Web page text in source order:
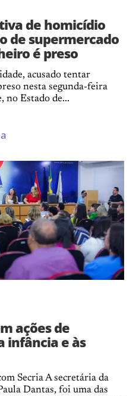
de homicídio
de supermercado
é preso
acusado tentar
nesta segunda-feira
no Estado de...
ações de
infância e às
Secria A secretária da
Dantas, foi uma das